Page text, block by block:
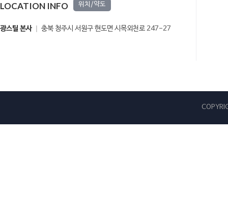
LOCATION INFO 위치/약도
광스틸 본사 충북 청주시 서원구 현도면 시목외천로 247-27